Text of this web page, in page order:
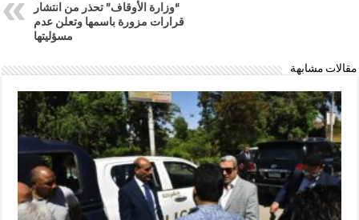
“وزارة الأوقاف” تحذر من انتشار
قرارات مزورة باسمها وتعلن عدم
مسؤليتها
مقالات مشابهة